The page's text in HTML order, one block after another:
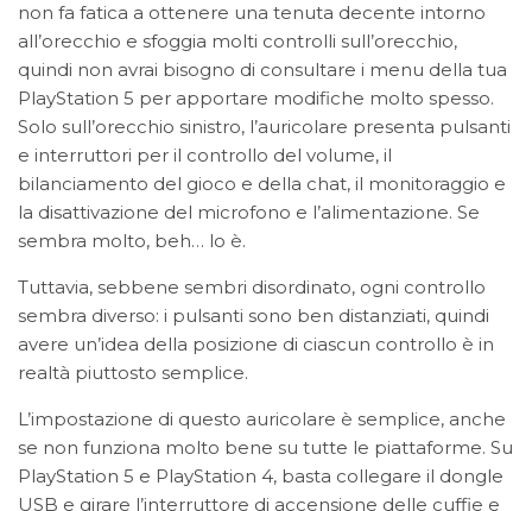
non fa fatica a ottenere una tenuta decente intorno
all’orecchio e sfoggia molti controlli sull’orecchio,
quindi non avrai bisogno di consultare i menu della tua
PlayStation 5 per apportare modifiche molto spesso.
Solo sull’orecchio sinistro, l’auricolare presenta pulsanti
e interruttori per il controllo del volume, il
bilanciamento del gioco e della chat, il monitoraggio e
la disattivazione del microfono e l’alimentazione. Se
sembra molto, beh… lo è.
Tuttavia, sebbene sembri disordinato, ogni controllo
sembra diverso: i pulsanti sono ben distanziati, quindi
avere un’idea della posizione di ciascun controllo è in
realtà piuttosto semplice.
L’impostazione di questo auricolare è semplice, anche
se non funziona molto bene su tutte le piattaforme. Su
PlayStation 5 e PlayStation 4, basta collegare il dongle
USB e girare l’interruttore di accensione delle cuffie e